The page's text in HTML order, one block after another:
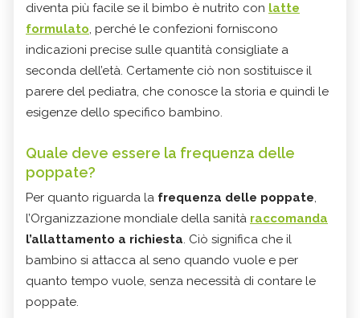
diventa più facile se il bimbo è nutrito con latte
formulato, perché le confezioni forniscono
indicazioni precise sulle quantità consigliate a
seconda dell’età. Certamente ciò non sostituisce il
parere del pediatra, che conosce la storia e quindi le
esigenze dello specifico bambino.
Quale deve essere la frequenza delle
poppate?
Per quanto riguarda la frequenza delle poppate,
l’Organizzazione mondiale della sanità raccomanda
l’allattamento a richiesta. Ciò significa che il
bambino si attacca al seno quando vuole e per
quanto tempo vuole, senza necessità di contare le
poppate.